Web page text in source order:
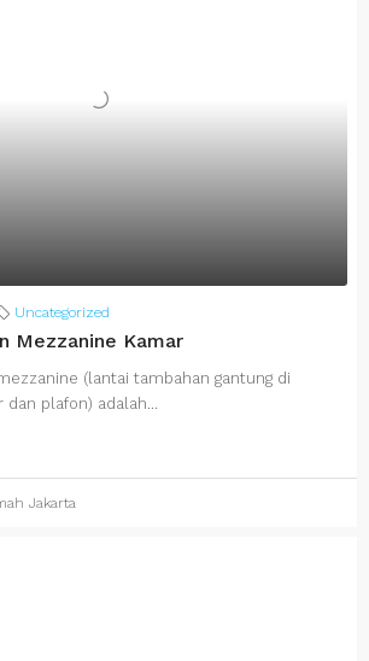
Uncategorized
Mezzanine Kamar
(lantai tambahan gantung di
dan plafon) adalah...
Jakarta